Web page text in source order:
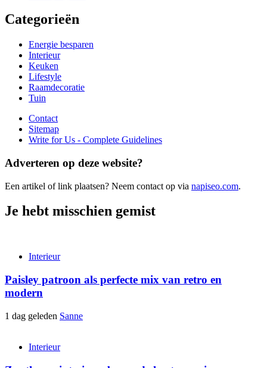
Categorieën
Energie besparen
Interieur
Keuken
Lifestyle
Raamdecoratie
Tuin
Contact
Sitemap
Write for Us - Complete Guidelines
Adverteren op deze website?
Een artikel of link plaatsen? Neem contact op via napiseo.com.
Je hebt misschien gemist
Interieur
Paisley patroon als perfecte mix van retro en
modern
1 dag geleden Sanne
Interieur